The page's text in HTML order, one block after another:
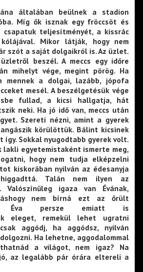
általában beülnek a stadion
Míg ők isznak egy fröccsöt és
csapatuk teljesítményét, a kissrác
Mikor látják, hogy nem
szót a saját dolgaikról is. Az üzlet.
beszél. A meccs egy időre
mihelyt vége, megint pörög. Ha
mennek a dolgai, lazább, jópofa
mesél. A beszélgetésük vége
fullad, a kicsi hallgatja, hát
neki. Ha jó idő van, meccs után
Szereti nézni, amint a gyerek
körülöttük. Bálint kicsinek
Sokkal nyugodtabb gyerek volt.
lakli egyetemistaként ismerte meg,
hogy nem tudja elképzelni
kiskorában nyilván az édesanyja
Talán nem ilyen az
Valószínűleg igaza van Évának,
nem bírná ezt az őrült
Éva persze emiatt is
eleget, remekül lehet ugratni
aggódj, ha aggódsz, nyilván
Ha lehetne, aggodalommal
a világot, nem igaz? Na
az legalább pár órára eltereli a